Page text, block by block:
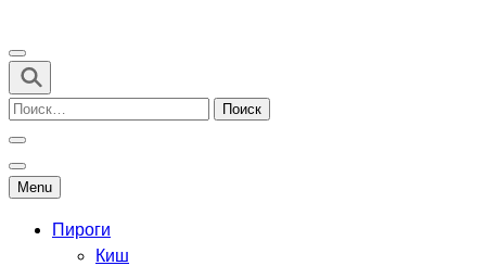
к
содержимому
(нажмите
Enter)
Рецепты выпечки для всех
Найти:
Menu
Пироги
Киш